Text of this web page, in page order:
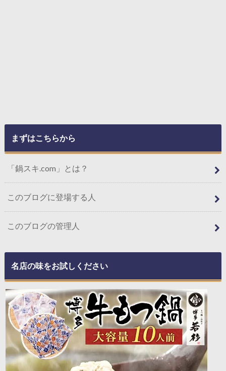
まずはこちらから
「鍋スキ.com」とは？
このブログに登場する人
このブログの管理人
名店の味をお試しください